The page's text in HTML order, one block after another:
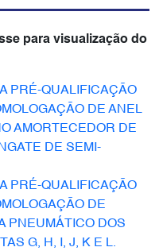
para visualização do
PRÉ-QUALIFICAÇÃO
DE ANEL
AMORTECEDOR DE
DE SEMI-
PRÉ-QUALIFICAÇÃO
DE
PNEUMÁTICO DOS
G, H, I, J, K E L.